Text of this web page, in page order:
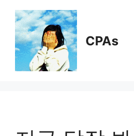
content
CPAs